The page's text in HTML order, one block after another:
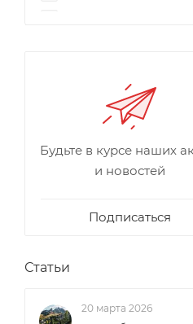
46
47,5
Будьте в курсе наших
и новостей
Подписаться
Статьи
20 марта 2026